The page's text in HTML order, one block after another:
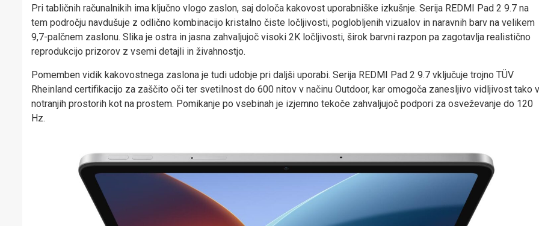
Pri tabličnih računalnikih ima ključno vlogo zaslon, saj določa kakovost uporabniške izkušnje. Serija REDMI Pad 2 9.7 na
tem področju navdušuje z odlično kombinacijo kristalno čiste ločljivosti, poglobljenih vizualov in naravnih barv na velikem
9,7-palčnem zaslonu. Slika je ostra in jasna zahvaljujoč visoki 2K ločljivosti, širok barvni razpon pa zagotavlja realistično
reprodukcijo prizorov z vsemi detajli in živahnostjo.
Pomemben vidik kakovostnega zaslona je tudi udobje pri daljši uporabi. Serija REDMI Pad 2 9.7 vključuje trojno TÜV
Rheinland certifikacijo za zaščito oči ter svetilnost do 600 nitov v načinu Outdoor, kar omogoča zanesljivo vidljivost tako v
notranjih prostorih kot na prostem. Pomikanje po vsebinah je izjemno tekoče zahvaljujoč podpori za osveževanje do 120
Hz.